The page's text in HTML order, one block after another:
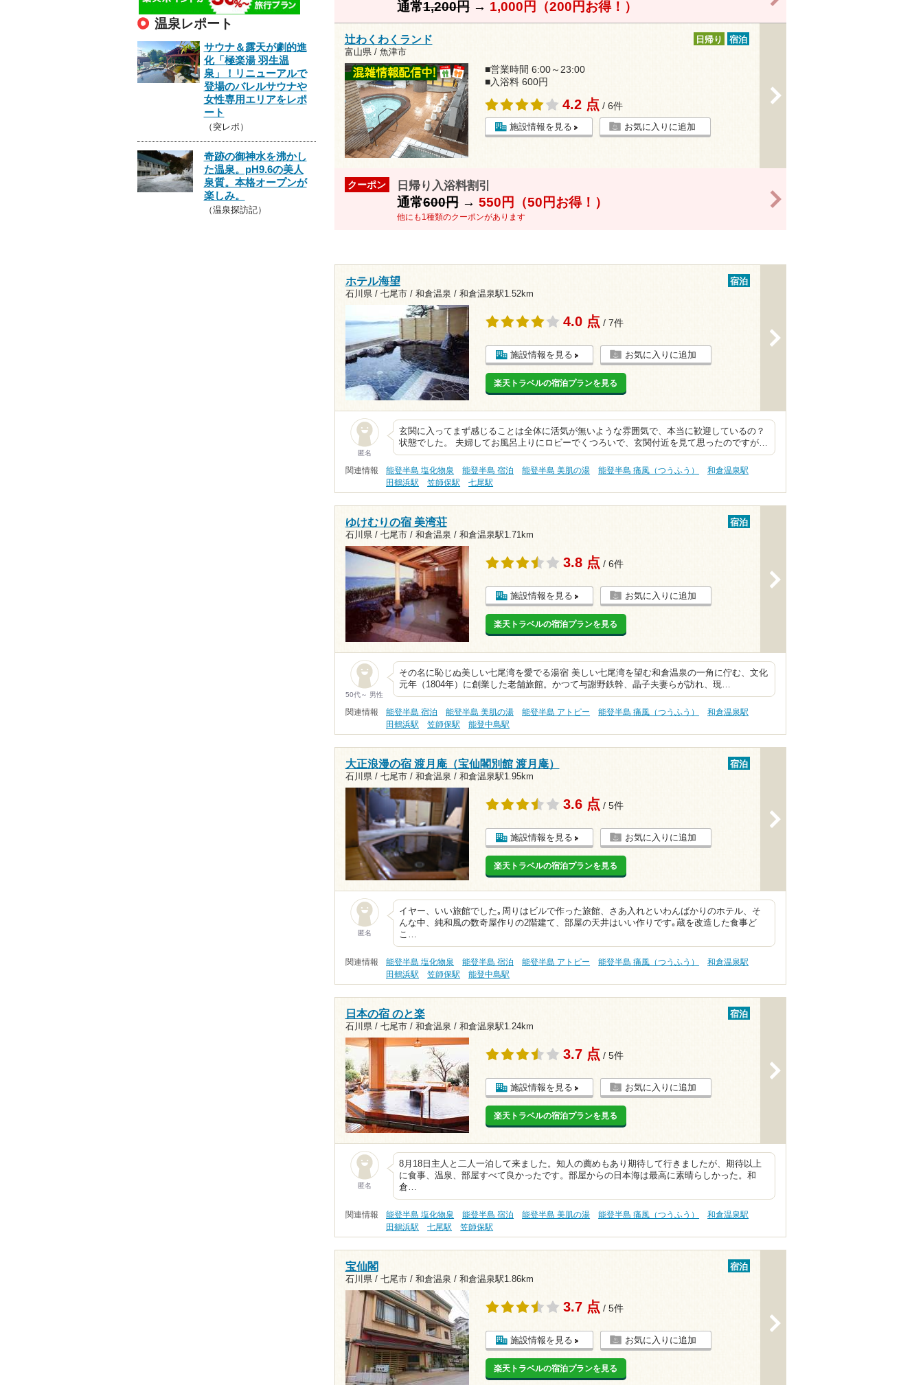
通常1,200円→ 1,000円（200円お得！）
辻わくわくランド
富山県 / 魚津市
日帰り 宿泊
■営業時間 6:00～23:00
■入浴料 600円
4.2 点 / 6件
施設情報を見る お気に入りに追加
クーポン 日帰り入浴料割引
通常600円→ 550円（50円お得！）
他にも1種類のクーポンがあります
ホテル海望
石川県 / 七尾市 / 和倉温泉 / 和倉温泉駅1.52km
宿泊
4.0 点 / 7件
施設情報を見る お気に入りに追加
楽天トラベルの宿泊プランを見る
匿名
玄関に入ってまず感じることは全体に活気が無いような雰囲気で、本当に歓迎しているの？
状態でした。 夫婦してお風呂上りにロビーでくつろいで、玄関付近を見て思ったのですが…
関連情報 能登半島 塩化物泉 能登半島 宿泊 能登半島 美肌の湯 能登半島 痛風（つうふう）
和倉温泉駅
田鶴浜駅
笠師保駅 七尾駅
ゆけむりの宿 美湾荘
石川県 / 七尾市 / 和倉温泉 / 和倉温泉駅1.71km
宿泊
3.8 点 / 6件
施設情報を見る お気に入りに追加
楽天トラベルの宿泊プランを見る
50代～ 男性
その名に恥じぬ美しい七尾湾を愛でる湯宿 美しい七尾湾を望む和倉温泉の一角に佇む、文化
元年（1804年）に創業した老舗旅館。かつて与謝野鉄幹、晶子夫妻らが訪れ、現…
関連情報 能登半島 宿泊 能登半島 美肌の湯 能登半島 アトピー 能登半島 痛風（つうふう）
和倉温泉駅
田鶴浜駅
笠師保駅 能登中島駅
大正浪漫の宿 渡月庵（宝仙閣別館 渡月庵）
石川県 / 七尾市 / 和倉温泉 / 和倉温泉駅1.95km
宿泊
3.6 点 / 5件
施設情報を見る お気に入りに追加
楽天トラベルの宿泊プランを見る
匿名
イヤー、いい旅館でした｡周りはビルで作った旅館、さあ入れといわんばかりのホテル、そ
んな中、純和風の数奇屋作りの2階建て、部屋の天井はいい作りです｡蔵を改造した食事ど
こ…
関連情報 能登半島 塩化物泉 能登半島 宿泊 能登半島 アトピー 能登半島 痛風（つうふう）
和倉温泉駅
田鶴浜駅
笠師保駅 能登中島駅
日本の宿 のと楽
石川県 / 七尾市 / 和倉温泉 / 和倉温泉駅1.24km
宿泊
3.7 点 / 5件
施設情報を見る お気に入りに追加
楽天トラベルの宿泊プランを見る
匿名
8月18日主人と二人一泊して来ました。知人の薦めもあり期待して行きましたが、期待以上
に食事、温泉、部屋すべて良かったです。部屋からの日本海は最高に素晴らしかった。和
倉…
関連情報 能登半島 塩化物泉 能登半島 宿泊 能登半島 美肌の湯 能登半島 痛風（つうふう）
和倉温泉駅
田鶴浜駅
七尾駅 笠師保駅
宝仙閣
石川県 / 七尾市 / 和倉温泉 / 和倉温泉駅1.86km
宿泊
3.7 点 / 5件
施設情報を見る お気に入りに追加
楽天トラベルの宿泊プランを見る
温泉レポート
サウナ＆露天が劇的進
化「極楽湯 羽生温
泉」！リニューアルで
登場のバレルサウナや
女性専用エリアをレポ
ート
（突レポ）
奇跡の御神水を沸かし
た温泉。pH9.6の美人
泉質。本格オープンが
楽しみ。
（温泉探訪記）